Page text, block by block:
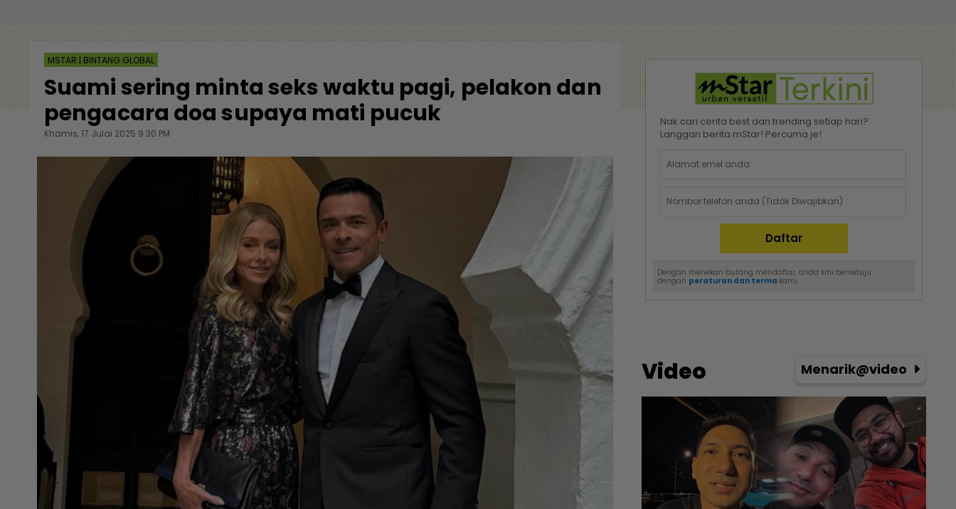
MSTAR | BINTANG GLOBAL
Suami sering minta seks waktu pagi, pelakon dan
pengacara doa supaya mati pucuk
Khamis, 17 Julai 2025 9:30 PM
Nak cari cerita best dan trending setiap hari?
Langgan berita mStar! Percuma je!
Dengan menekan butang mendaftar, anda kini bersetuju
dengan peraturan dan terma kami.
Video Menarik@video